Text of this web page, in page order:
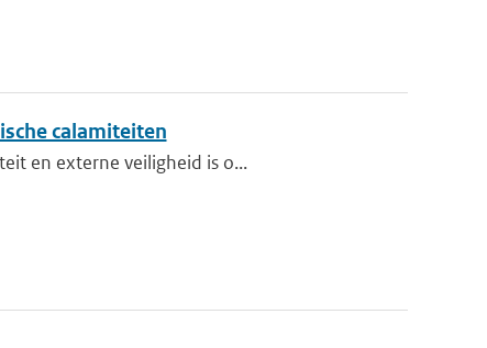
calamiteiten
en externe veiligheid is o...